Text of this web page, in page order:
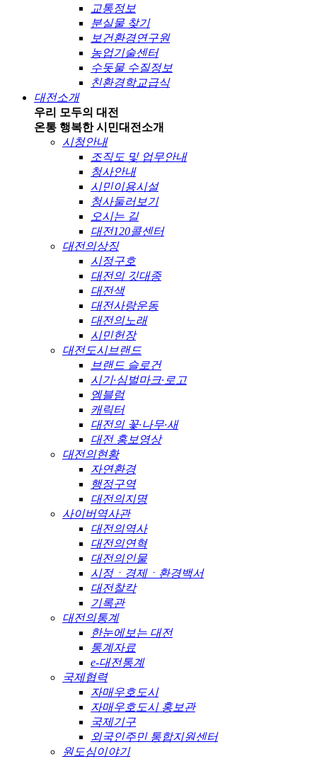
교통정보
분실물 찾기
보건환경연구원
농업기술센터
수돗물 수질정보
친환경학교급식
대전소개
우리 모두의 대전
온통 행복한 시민대전소개
시청안내
조직도 및 업무안내
청사안내
시민이용시설
청사둘러보기
오시는 길
대전120콜센터
대전의상징
시정구호
대전의 깃대종
대전색
대전사랑운동
대전의노래
시민헌장
대전도시브랜드
브랜드 슬로건
시기·심벌마크·로고
엠블럼
캐릭터
대전의 꽃·나무·새
대전 홍보영상
대전의현황
자연환경
행정구역
대전의지명
사이버역사관
대전의역사
대전의연혁
대전의인물
시정ㆍ경제ㆍ환경백서
대전찰칵
기록관
대전의통계
한눈에보는 대전
통계자료
e-대전통계
국제협력
자매우호도시
자매우호도시 홍보관
국제기구
외국인주민 통합지원센터
원도심이야기